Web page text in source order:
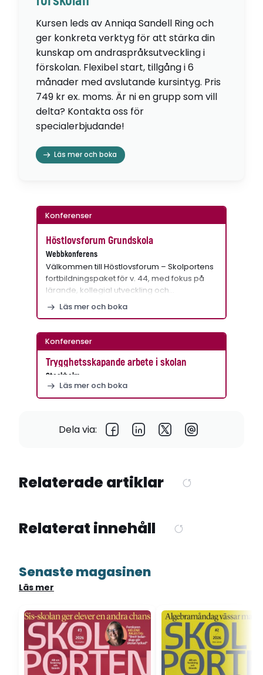
Kursen leds av Anniqa Sandell Ring och
ger konkreta verktyg för att stärka din
kunskap om andraspråksutveckling i
förskolan. Flexibel start, tillgång i 6
månader med avslutande kursintyg. Pris
749 kr ex. moms. Är ni en grupp som vill
delta? Kontakta oss för
specialerbjudande!
Läs mer och boka
Konferenser
Höstlovsforum Grundskola
Webbkonferens
Välkommen till Höstlovsforum – Skolportens
fortbildningspaket för v. 44, med fokus på
lärande, kollegial utveckling och…
Läs mer och boka
Konferenser
Trygghetsskapande arbete i skolan
Stockholm
Läs mer och boka
Dela via:
Relaterade artiklar
Relaterat innehåll
Senaste magasinen
Läs mer